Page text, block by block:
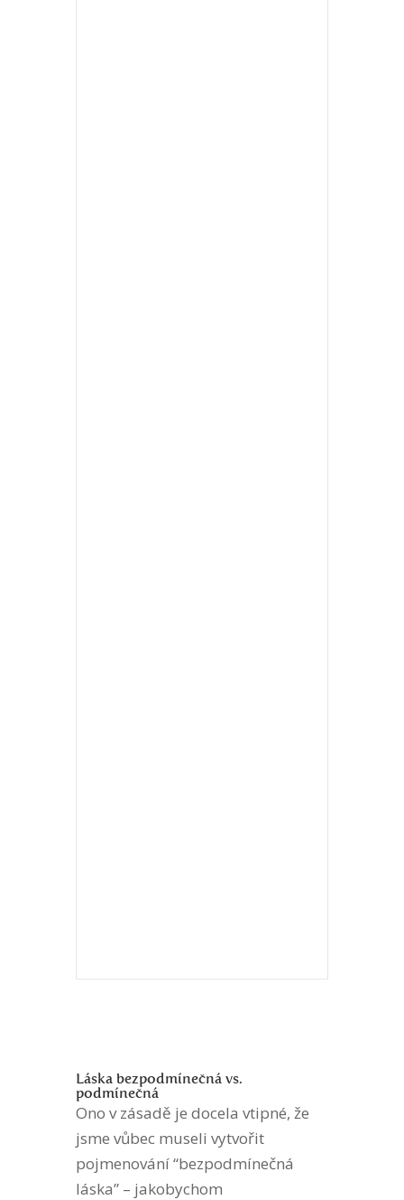
Láska bezpodmínečná vs.
podmínečná
Ono v zásadě je docela vtipné, že
jsme vůbec museli vytvořit
pojmenování “bezpodmínečná
láska” – jakobychom